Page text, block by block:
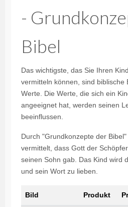
-
Bibel
Das wichtigste, das Sie Ihren
vermitteln können, sind biblische
Werte. Die Werte, die sich ein
angeeignet hat, werden seinen
beeinflussen.
Durch "Grundkonzepte der
vermittelt, dass Gott der
seinen Sohn gab. Das Kind wird
und sein Wort zu lieben.
Bild Produkt